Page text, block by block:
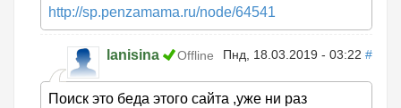
http://sp.penzamama.ru/node/64541
lanisina Offline Пнд, 18.03.2019 - 03:22 #
Поиск это беда этого сайта ,уже ни раз